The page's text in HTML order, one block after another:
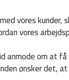
vores
vores
anmode om at
ønsker det,